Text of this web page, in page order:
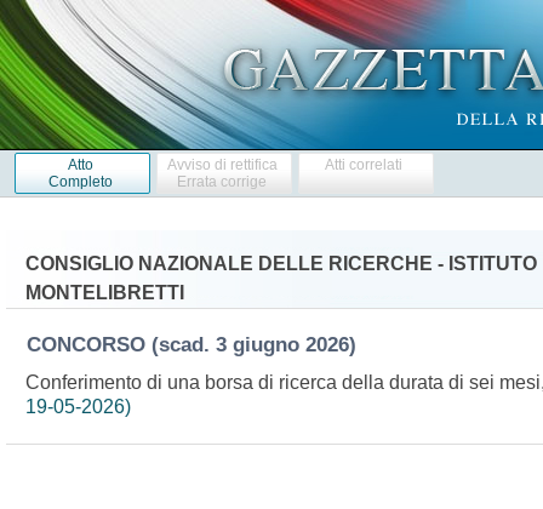
Atto
Completo
Avviso di rettifica
Errata corrige
Atti correlati
CONSIGLIO NAZIONALE DELLE RICERCHE -
MONTELIBRETTI
CONCORSO (scad. 3 giugno 2026)
Conferimento di una borsa di ricerca della durata di sei
19-05-2026)